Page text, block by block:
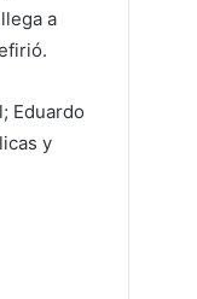
a
Eduardo
y